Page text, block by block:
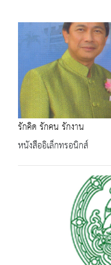
รักคิด รักคน รักงาน
หนังสืออิเล็กทรอนิกส์